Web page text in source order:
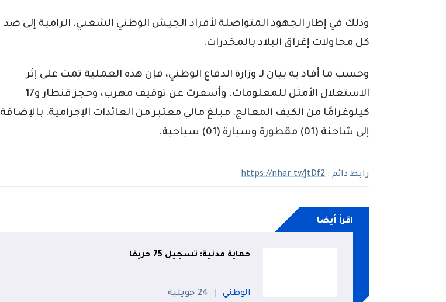
وذلك في إطار الجهود المتواصلة لأفراد الجيش الوطني الشعبي، الرامية إلى صد
كل محاولات إغراق البلاد بالمخدرات.
وحسب ما أفاد به بيان لـ وزارة الدفاع الوطني، فإن هذه العملية تمت على إثر
الاستغلال الأمثل للمعلومات. وأسفرت عن توقيف مهرب، وحجز قنطار و17
كيلوغرامًا من الكيف المعالج. مبلغ مالي معتبر من العائدات الإجرامية. بالإضافة
إلى شاحنة (01) مقطورة وسيارة (01) سياحية.
رابط دائم :https://nhar.tv/JtDf2
اقرأ أيضا
حماية مدنية: تسجيل 75 حريقا
الوطني 24 جويلية